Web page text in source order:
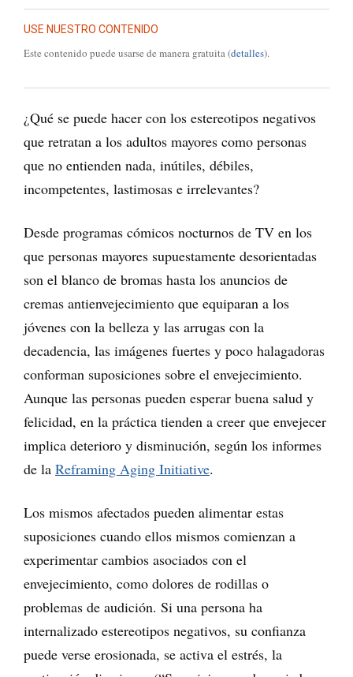
USE NUESTRO CONTENIDO
Este contenido puede usarse de manera gratuita (detalles).
¿Qué se puede hacer con los estereotipos negativos
que retratan a los adultos mayores como personas
que no entienden nada, inútiles, débiles,
incompetentes, lastimosas e irrelevantes?
Desde programas cómicos nocturnos de TV en los
que personas mayores supuestamente desorientadas
son el blanco de bromas hasta los anuncios de
cremas antienvejecimiento que equiparan a los
jóvenes con la belleza y las arrugas con la
decadencia, las imágenes fuertes y poco halagadoras
conforman suposiciones sobre el envejecimiento.
Aunque las personas pueden esperar buena salud y
felicidad, en la práctica tienden a creer que envejecer
implica deterioro y disminución, según los informes
de la Reframing Aging Initiative.
Los mismos afectados pueden alimentar estas
suposiciones cuando ellos mismos comienzan a
experimentar cambios asociados con el
envejecimiento, como dolores de rodillas o
problemas de audición. Si una persona ha
internalizado estereotipos negativos, su confianza
puede verse erosionada, se activa el estrés, la